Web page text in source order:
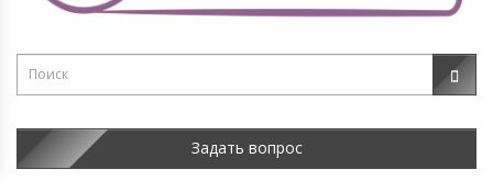
Задать вопрос